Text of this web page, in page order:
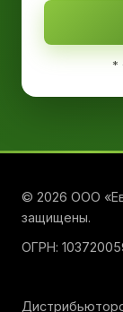
*
© 2026 ООО
защищены.
ОГРН: